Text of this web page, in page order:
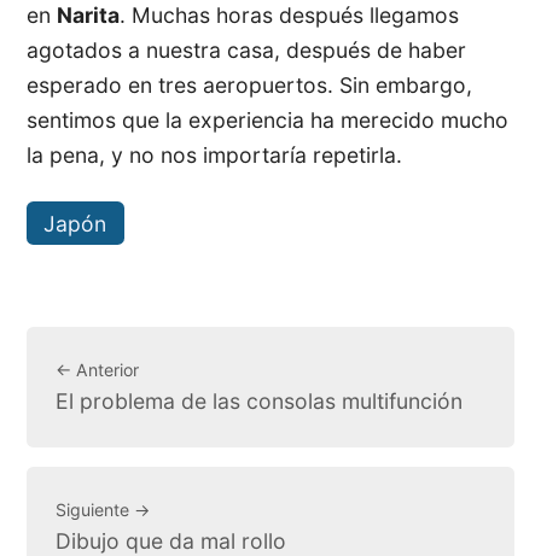
en Narita. Muchas horas después llegamos
agotados a nuestra casa, después de haber
esperado en tres aeropuertos. Sin embargo,
sentimos que la experiencia ha merecido mucho
la pena, y no nos importaría repetirla.
Japón
← Anterior
El problema de las consolas multifunción
Siguiente →
Dibujo que da mal rollo